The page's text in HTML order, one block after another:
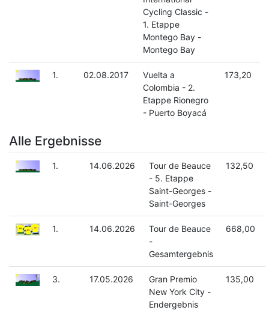
Cycling Classic -
1. Etappe
Montego Bay -
Montego Bay
1. 02.08.2017
Vuelta a
Colombia - 2.
Etappe Rionegro
- Puerto Boyacá
173,20
Alle Ergebnisse
1. 14.06.2026
Tour de Beauce
- 5. Etappe
Saint-Georges -
Saint-Georges
132,50
1. 14.06.2026
Tour de Beauce
-
Gesamtergebnis
668,00
3. 17.05.2026
Gran Premio
New York City -
Endergebnis
135,00